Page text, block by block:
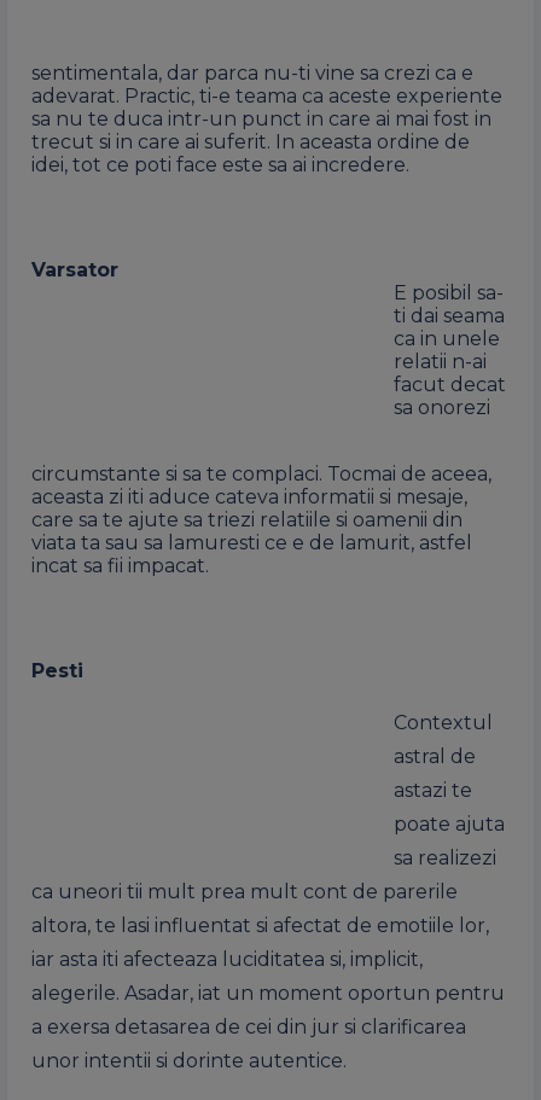
sentimentala, dar parca nu-ti vine sa crezi ca e
adevarat. Practic, ti-e teama ca aceste experiente
sa nu te duca intr-un punct in care ai mai fost in
trecut si in care ai suferit. In aceasta ordine de
idei, tot ce poti face este sa ai incredere.
Varsator
E posibil sa-
ti dai seama
ca in unele
relatii n-ai
facut decat
sa onorezi
circumstante si sa te complaci. Tocmai de aceea,
aceasta zi iti aduce cateva informatii si mesaje,
care sa te ajute sa triezi relatiile si oamenii din
viata ta sau sa lamuresti ce e de lamurit, astfel
incat sa fii impacat.
Pesti
Contextul
astral de
astazi te
poate ajuta
sa realizezi
ca uneori tii mult prea mult cont de parerile
altora, te lasi influentat si afectat de emotiile lor,
iar asta iti afecteaza luciditatea si, implicit,
alegerile. Asadar, iat un moment oportun pentru
a exersa detasarea de cei din jur si clarificarea
unor intentii si dorinte autentice.